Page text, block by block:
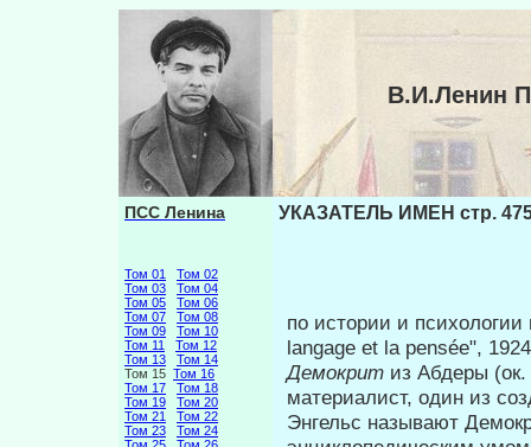
В.И.Ленин
ПСС Ленина
Том 01
Том 02
Том 03
Том 04
Том 05
Том 06
Том 07
Том 08
Том 09
Том 10
Том 11
Том 12
Том 13
Том 14
Том 15 Том 16
Том 17
Том 18
Том 19
Том 20
Том 21
Том 22
Том 23
Том 24
УКАЗАТЕЛЬ ИМЕН стр.
по истории и
langage et la pensée",
Демокрит из Абдеры
материалист, один из
Энгельс называют